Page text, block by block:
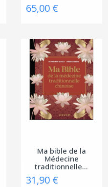
65,00 €
Ma bible de la
Médecine
traditionnelle...
31,90 €